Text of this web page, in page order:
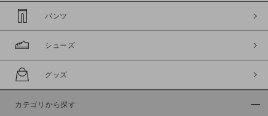
パンツ
シューズ
グッズ
カテゴリから探す